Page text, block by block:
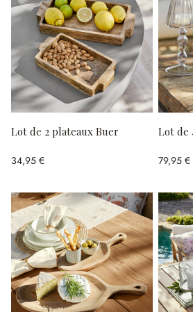
Lot de 2 plateaux Buer
34,95 €
Lot de
79,95 €